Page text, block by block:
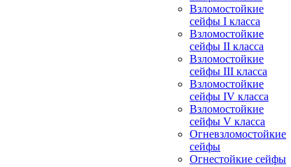
Взломостойкие
сейфы I класса
Взломостойкие
сейфы II класса
Взломостойкие
сейфы III класса
Взломостойкие
сейфы IV класса
Взломостойкие
сейфы V класса
Огневзломостойкие
сейфы
Огнестойкие сейфы